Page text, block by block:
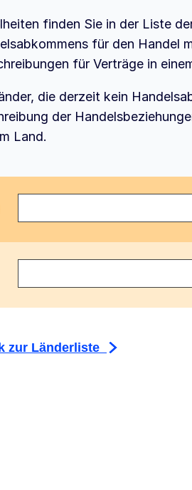
finden Sie in der Liste
für den Handel
für Verträge in
die derzeit kein
der
Land.
auswählen
zur Länderliste